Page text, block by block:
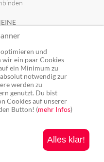
für angemeldete Blogs)
© 2006 - 2026
und
wir ein paar Cookies
ein Minimum zu
notwendig zur
werden zu
genutzt. Du bist
Cookies auf unserer
Button! (mehr Infos)
Alles klar!